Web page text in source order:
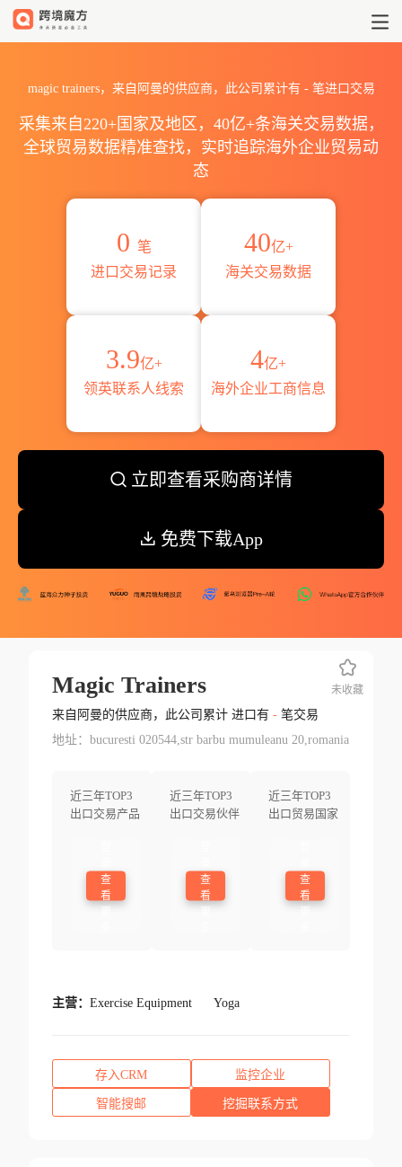
magic trainers，来自阿曼的供应商，此公司累计有 -笔进口交易
采集来自220+国家及地区，40亿+条海关交易数据，
全球贸易数据精准查找，实时追踪海外企业贸易动
态
0 笔
进口交易记录
40亿+
海关交易数据
3.9亿+
领英联系人线索
4亿+
海外企业工商信息
立即查看采购商详情
免费下载App
Magic Trainers
来自阿曼的供应商，此公司累计 进口有 -笔交易
地址：bucuresti 020544,str barbu mumuleanu 20,romania
近三年TOP3
出口交易产品
查
看
近三年TOP3
出口交易伙伴
查
看
近三年TOP3
出口贸易国家
查
看
未收藏
主营： Exercise Equipment Yoga
存入CRM 监控企业
智能搜邮 挖掘联系方式